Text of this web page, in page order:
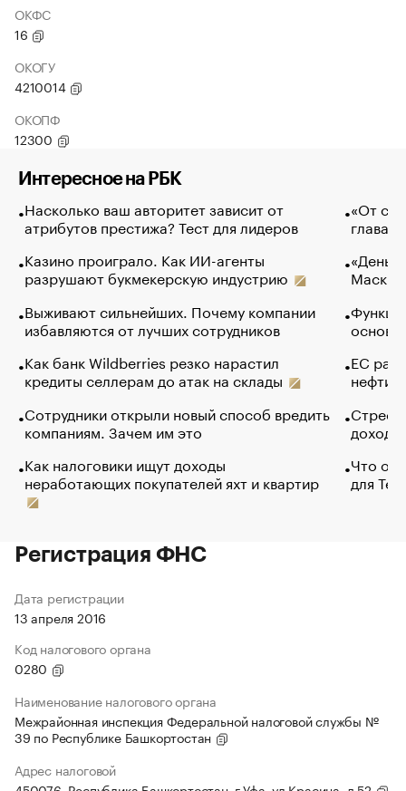
ОКФС
16
ОКОГУ
4210014
ОКОПФ
12300
Интересное на РБК
Насколько ваш авторитет зависит от
атрибутов престижа? Тест для лидеров
Казино проиграло. Как ИИ-агенты
разрушают букмекерскую индустрию
Выживают сильнейших. Почему компании
избавляются от лучших сотрудников
Как банк Wildberries резко нарастил
кредиты селлерам до атак на склады
Сотрудники открыли новый способ вредить
компаниям. Зачем им это
Как налоговики ищут доходы
неработающих покупателей яхт и квартир
«От
глава
Маск в
основ
ЕС
нефти
Что
для
Регистрация ФНС
Дата регистрации
13 апреля 2016
Код налогового органа
0280
Наименование налогового органа
Межрайонная инспекция Федеральной налоговой службы №
39 по Республике Башкортостан
Адрес налоговой